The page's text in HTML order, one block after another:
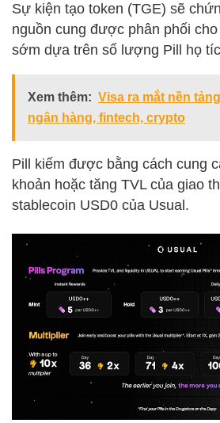
Sự kiện tạo token (TGE) sẽ
nguồn cung được phân phối
sớm dựa trên số lượng Pill họ
Xem thêm: Visa ra mắt nền
ngân hàng, fintech, crypto
Pill kiếm được bằng cách cung
khoản hoặc tăng TVL của giao
stablecoin USD0 của Usual.